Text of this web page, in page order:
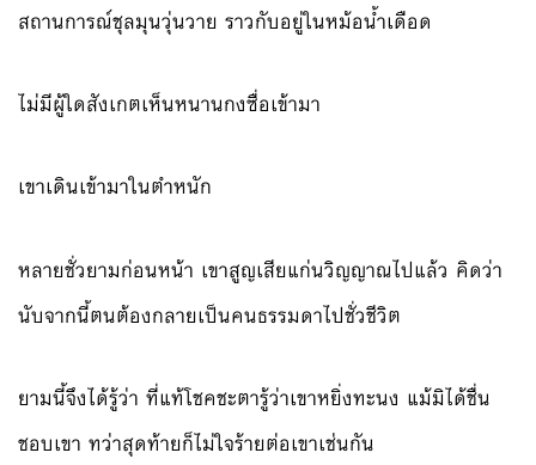
สถานการณ์ชุลมุนวุ่นวาย ราวกับอยู่ในหม้อน้ำเดือด
ไม่มีผู้ใดสังเกตเห็นหนานกงซื่อเข้ามา
เขาเดินเข้ามาในตำหนัก
หลายชั่วยามก่อนหน้า เขาสูญเสียแก่นวิญญาณไปแล้ว คิดว่า
นับจากนี้ตนต้องกลายเป็นคนธรรมดาไปชั่วชีวิต
ยามนี้จึงได้รู้ว่า ที่แท้โชคชะตารู้ว่าเขาหยิ่งทะนง แม้มิได้ชื่น
ชอบเขา ทว่าสุดท้ายก็ไม่ใจร้ายต่อเขาเช่นกัน